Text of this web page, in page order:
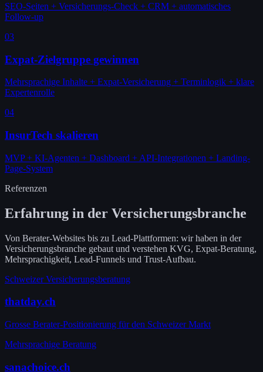
SEO-Seiten + Versicherungs-Check + CRM + automatisches
Follow-up
03
Expat-Zielgruppe gewinnen
Mehrsprachige Inhalte + Expat-Versicherung + Terminlogik + klare
Expertenrolle
04
InsurTech skalieren
MVP + KI-Agenten + Dashboard + API-Integrationen + Landing-
Page-System
Referenzen
Erfahrung in der Versicherungsbranche
Von Berater-Websites bis zu Lead-Plattformen: wir haben in der
Versicherungsbranche gebaut und verstehen KVG, Expat-Beratung,
Mehrsprachigkeit, Lead-Funnels und Trust-Aufbau.
Schweizer Versicherungsberatung
thatday.ch
Grosse Berater-Positionierung für den Schweizer Markt
Mehrsprachige Beratung
sanachoice.ch